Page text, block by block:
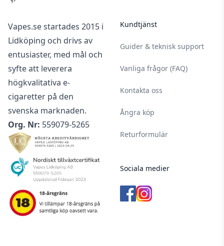
Vapes.se startades 2015 i
Lidköping och drivs av
entusiaster, med mål och
syfte att leverera
högkvalitativa e-
cigaretter på den
svenska marknaden.
Org. Nr: 559079-5265
Kundtjänst
Guider & teknisk support
Vanliga frågor (FAQ)
Kontakta oss
Ångra köp
Returformulär
Sociala medier